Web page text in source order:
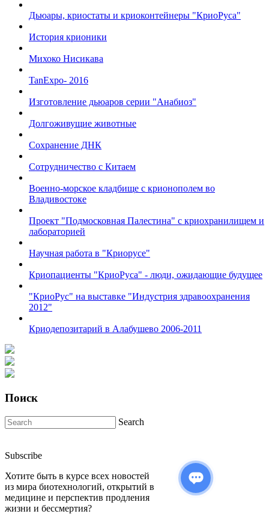
Дьюары, криостаты и криоконтейнеры "КриоРуса"
История крионики
Михоко Нисикава
TanExpo- 2016
Изготовление дьюаров серии "Анабиоз"
Долгоживущие животные
Сохранение ДНК
Сотрудничество с Китаем
Военно-морское кладбище с крионополем во
Владивостоке
Проект "Подмосковная Палестина" с криохранилищем и
лабораторией
Научная работа в "Криорусе"
Криопациенты "КриоРуса" - люди, ожидающие будущее
"КриоРус" на выставке "Индустрия здравоохранения
2012"
Криодепозитарий в Алабушево 2006-2011
Поиск
Search
Subscribe
Хотите быть в курсе всех новостей
из мира биотехнологий, открытий в
медицине и перспектив продления
жизни и бессмертия?